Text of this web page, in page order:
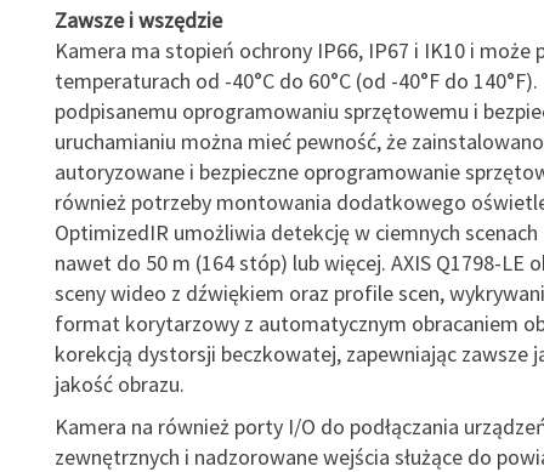
Zawsze i wszędzie
Kamera ma stopień ochrony IP66, IP67 i IK10 i może
temperaturach od -40°C do 60°C (od -40°F do 140°F).
podpisanemu oprogramowaniu sprzętowemu i
uruchamianiu można mieć pewność, że
autoryzowane i bezpieczne oprogramowanie
również potrzeby montowania dodatkowego
OptimizedIR umożliwia detekcję w ciemnych scenach
nawet do 50 m (164 stóp) lub więcej. AXIS Q1798-LE
sceny wideo z dźwiękiem oraz profile scen,
format korytarzowy z automatycznym obracaniem
korekcją dystorsji beczkowatej, zapewniając zawsze
jakość obrazu.
Kamera na również porty I/O do podłączania
zewnętrznych i nadzorowane wejścia służące do